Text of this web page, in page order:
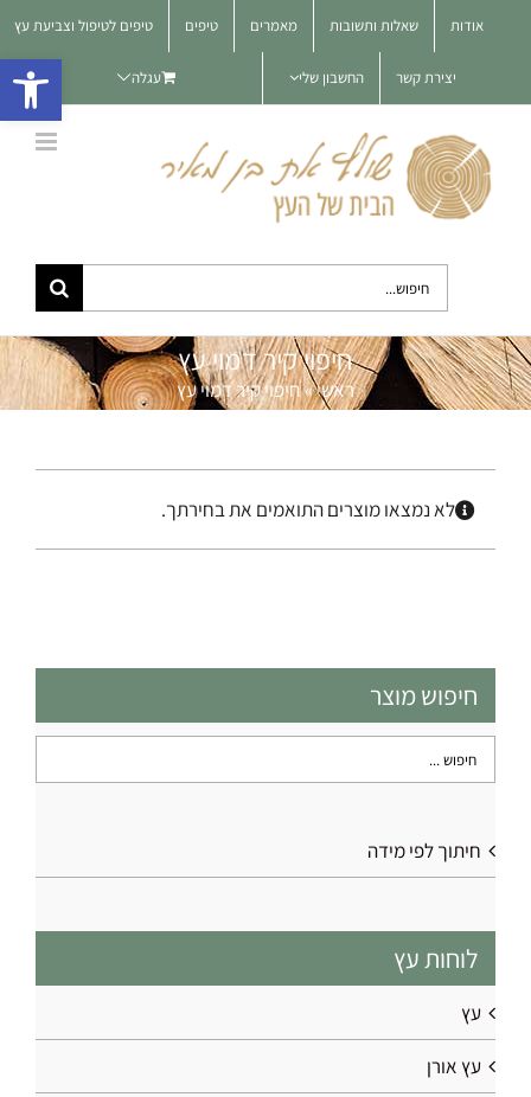
אודות שאלות ותשובות מאמרים טיפים טיפים לטיפול וצביעת עץ
יצירת קשר החשבון שלי עגלה
חיפוי קיר דמוי עץ
ראשי»חיפוי קיר דמוי עץ
לא נמצאו מוצרים התואמים את בחירתך.
חיפוש מוצר
חיתוך לפי מידה
לוחות עץ
עץ
עץ אורן
פתח